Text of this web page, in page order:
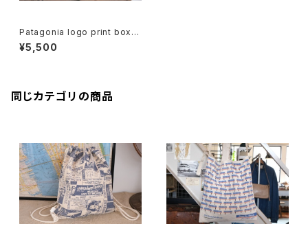
Patagonia logo print box c
anvas Bag
¥5,500
同じカテゴリの商品